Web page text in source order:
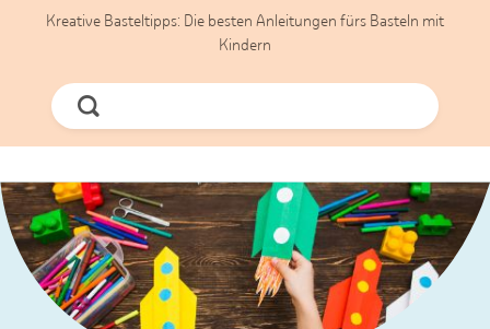
Kreative Basteltipps: Die besten Anleitungen fürs Basteln mit
Kindern
Jetzt
Suchen